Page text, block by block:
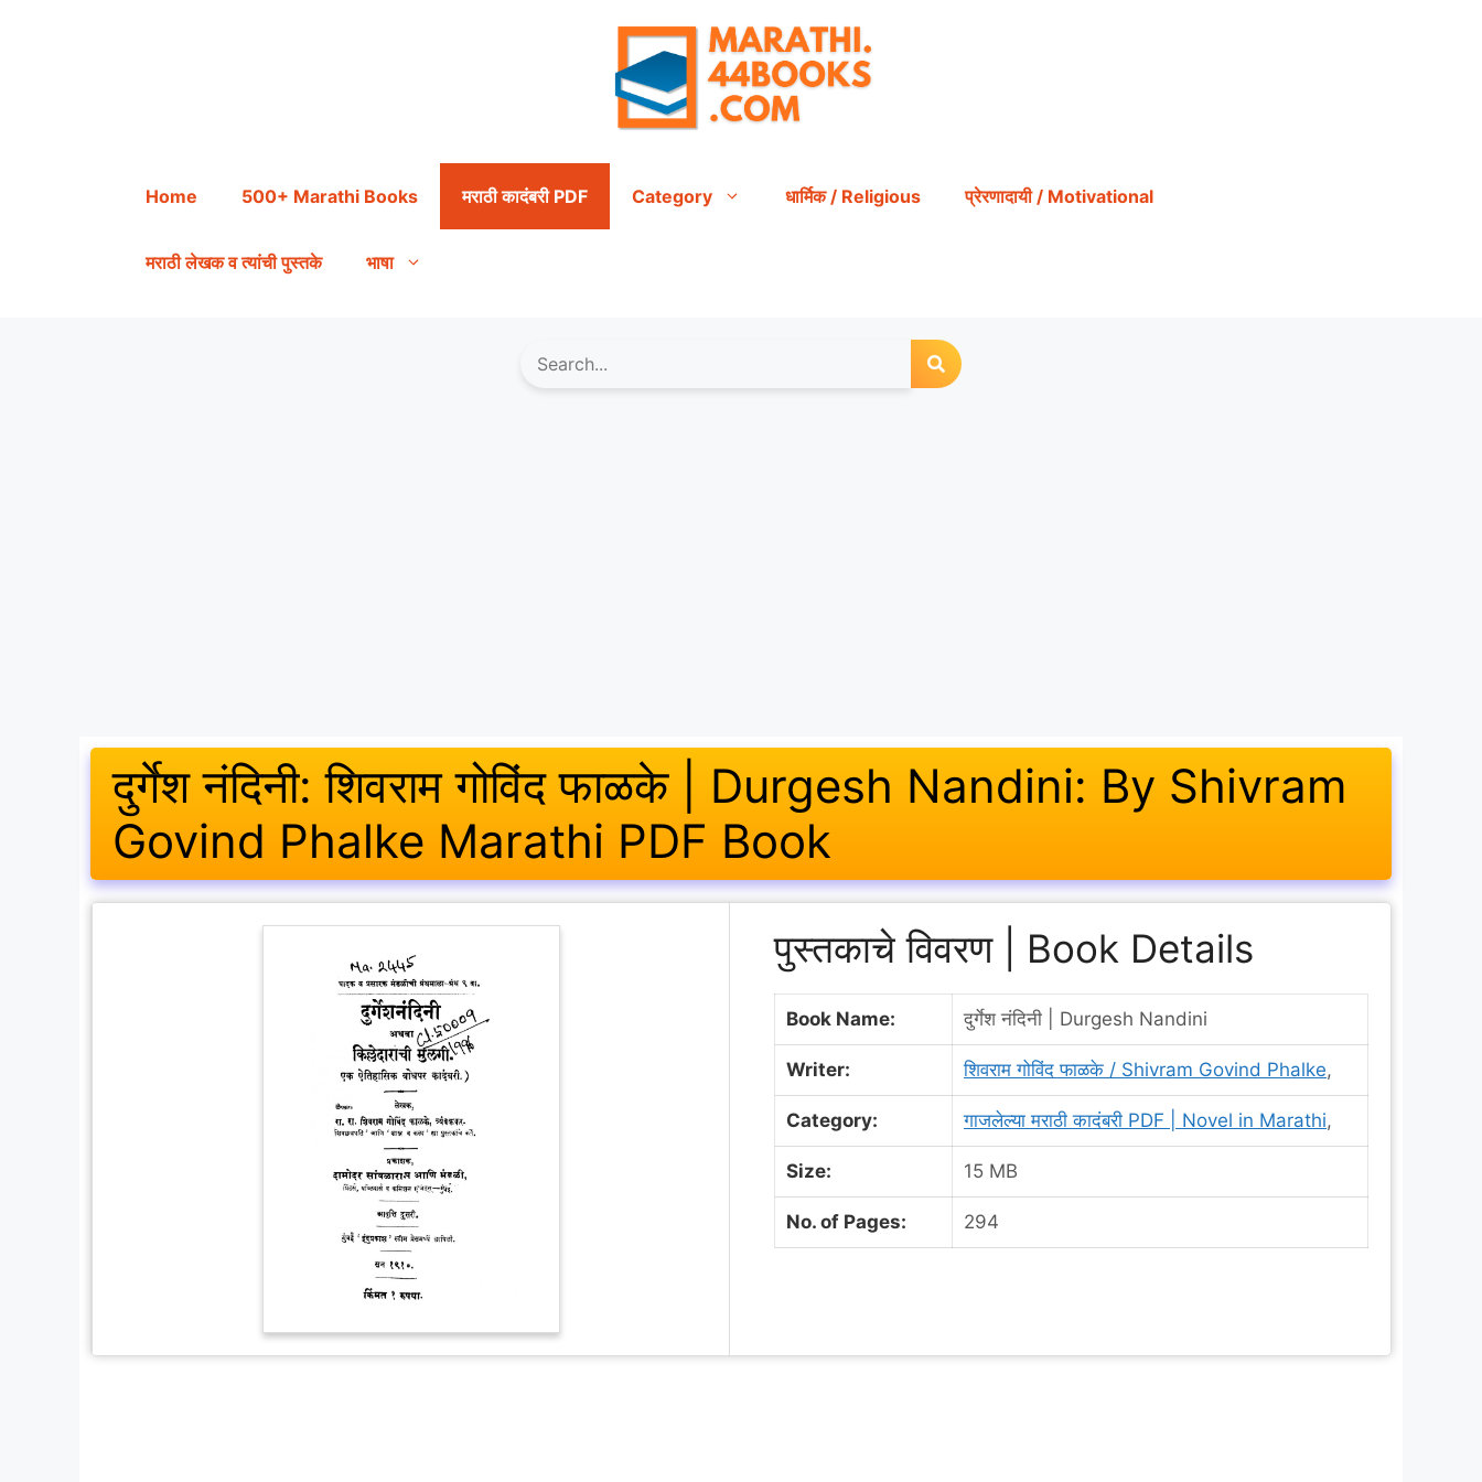
Home 500+ Marathi Books मराठी कादंबरी PDF Category धार्मिक / Religious प्रेरणादायी / Motivational
मराठी लेखक व त्यांची पुस्तके भाषा
दुर्गेश नंदिनी: शिवराम गोविंद फाळके | Durgesh Nandini: By Shivram
Govind Phalke Marathi PDF Book
पुस्तकाचे विवरण | Book Details
Book Name: दुर्गेश नंदिनी | Durgesh Nandini
Writer: शिवराम गोविंद फाळके / Shivram Govind Phalke,
Category: गाजलेल्या मराठी कादंबरी PDF | Novel in Marathi,
Size: 15 MB
No. of Pages: 294